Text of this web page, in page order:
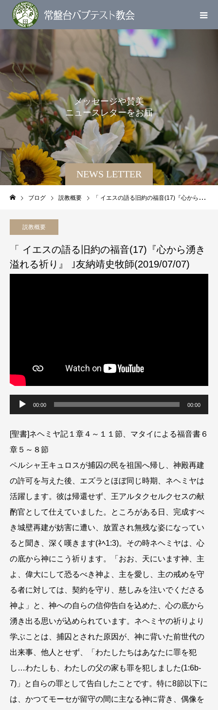
NEWS LETTER
メッセージや賛美
ニュースレターをお届けします
ブログ 説教概要 「 イエスの語る旧約の福音(17)『心から湧き溢れる祈り』 ｣友納靖史牧師(2019/07/07)
説教概要
「 イエスの語る旧約の福音(17)『心から湧き
溢れる祈り』 ｣友納靖史牧師(2019/07/07)
プ
ー
ヤ
ー
00:00 00:00
[聖書]ネヘミヤ記１章４～１１節、マタイによる福音書６
章５～８節
ペルシャ王キュロスが捕囚の民を祖国へ帰し、神殿再建
の許可を与えた後、エズラとほぼ同じ時期、ネヘミヤは
活躍します。彼は帰還せず、王アルタクセルクセスの献
酌官として仕えていました。ところがある日、完成すべ
き城壁再建が妨害に遭い、放置され無残な姿になってい
ると聞き、深く嘆きます(ﾈﾍ1:3)。その時ネヘミヤは、心
の底から神にこう祈ります。「おお、天にいます神、主
よ、偉大にして恐るべき神よ、主を愛し、主の戒めを守
る者に対しては、契約を守り、慈しみを注いでくださる
神よ」と、神への自らの信仰告白を込めた、心の底から
湧き出る思いが込められています。ネヘミヤの祈りより
学ぶことは、捕囚とされた原因が、神に背いた前世代の
出来事、他人とせず、「わたしたちはあなたに罪を犯
し…わたしも、わたしの父の家も罪を犯しました(1:6b-
7)」と自らの罪として告白したことです。特に8節以下に
は、かつてモーセが留守の間に主なる神に背き、偶像を